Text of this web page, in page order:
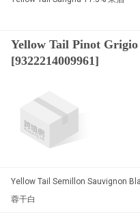
Yellow Tail Pinot
[9322214009961]
Yellow Tail Semillon Sauvignon
蓉干白